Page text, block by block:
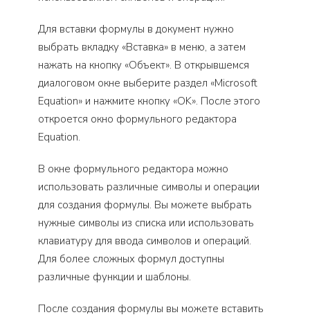
Для вставки формулы в документ нужно
выбрать вкладку «Вставка» в меню, а затем
нажать на кнопку «Объект». В открывшемся
диалоговом окне выберите раздел «Microsoft
Equation» и нажмите кнопку «OK». После этого
откроется окно формульного редактора
Equation.
В окне формульного редактора можно
использовать различные символы и операции
для создания формулы. Вы можете выбрать
нужные символы из списка или использовать
клавиатуру для ввода символов и операций.
Для более сложных формул доступны
различные функции и шаблоны.
После создания формулы вы можете вставить